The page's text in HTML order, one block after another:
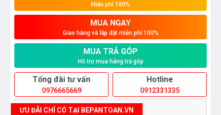
Miễn phí 100%
MUA NGAY
Giao hàng và lắp đặt miễn phí 100%
MUA TRẢ GÓP
Hỗ trợ mua hàng trả góp
Tổng đài tư vấn
0976665669
Hotline
0912331335
ƯU ĐÃI CHỈ CÓ TẠI BEPANTOAN.VN